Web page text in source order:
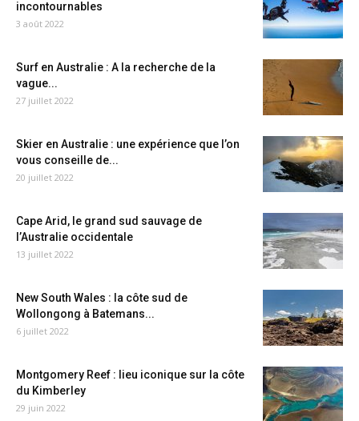
incontournables
3 août 2022
Surf en Australie : A la recherche de la
vague...
27 juillet 2022
Skier en Australie : une expérience que l’on
vous conseille de...
20 juillet 2022
Cape Arid, le grand sud sauvage de
l’Australie occidentale
13 juillet 2022
New South Wales : la côte sud de
Wollongong à Batemans...
6 juillet 2022
Montgomery Reef : lieu iconique sur la côte
du Kimberley
29 juin 2022